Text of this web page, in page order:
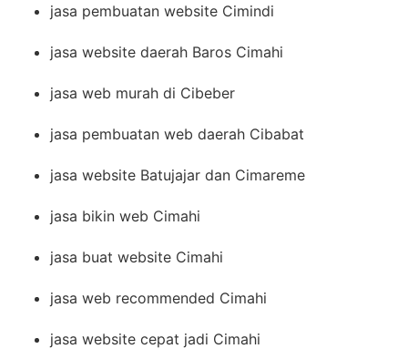
jasa pembuatan website Cimindi
jasa website daerah Baros Cimahi
jasa web murah di Cibeber
jasa pembuatan web daerah Cibabat
jasa website Batujajar dan Cimareme
jasa bikin web Cimahi
jasa buat website Cimahi
jasa web recommended Cimahi
jasa website cepat jadi Cimahi